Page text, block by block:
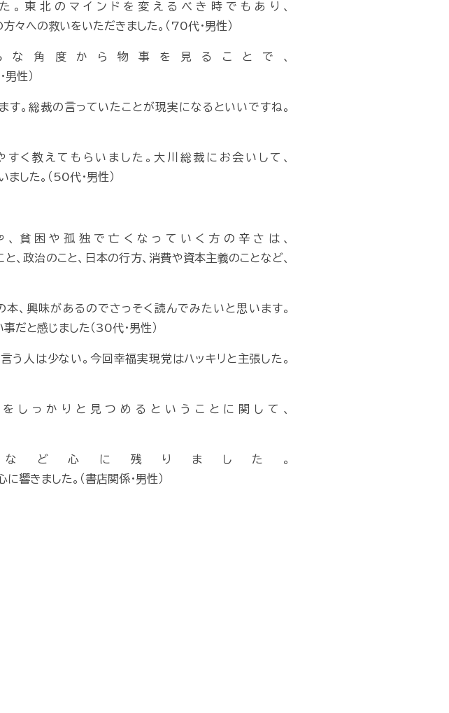
東北のマインドを変えるべき時でもあり、
々への救いをいただきました。（70代・男性）
角度から物事を見ることで、
性）
。総裁の言っていたことが現実になるといいですね。
く教えてもらいました。大川総裁にお会いして、
した。（50代・男性）
貧困や孤独で亡くなっていく方の辛さは、
、政治のこと、日本の行方、消費や資本主義のことなど、
、興味があるのでさっそく読んでみたいと思います。
だと感じました（30代・男性）
人は少ない。今回幸福実現党はハッキリと主張した。
しっかりと見つめるということに関して、
ど心に残りました。
きました。（書店関係・男性）